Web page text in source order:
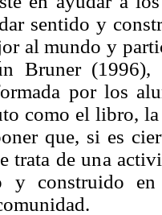
sentido y
al mundo y
Bruner
por los
como el libro,
que, si es
trata de una
y construido